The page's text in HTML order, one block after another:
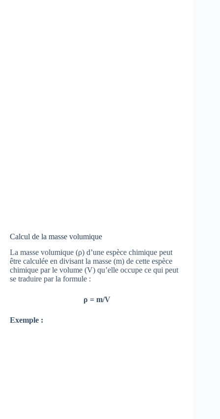
Calcul de la masse volumique
La masse volumique (ρ) d’une espèce chimique peut
être calculée en divisant la masse (m) de cette espèce
chimique par le volume (V) qu’elle occupe ce qui peut
se traduire par la formule :
ρ = m/V
Exemple :